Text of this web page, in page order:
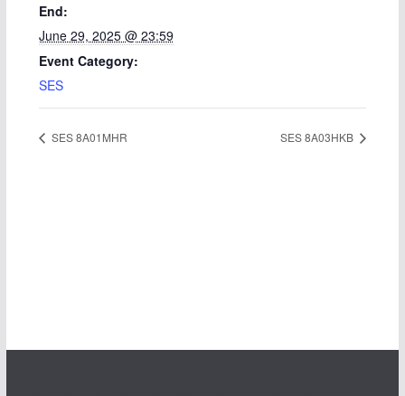
End:
June 29, 2025 @ 23:59
Event Category:
SES
SES 8A01MHR SES 8A03HKB